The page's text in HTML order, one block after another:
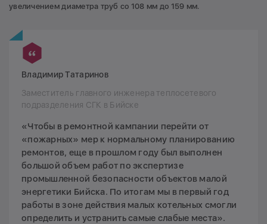
увеличением диаметра труб со 108 мм до 159 мм.
Владимир Татаринов
Заместитель главного инженера теплосетевого
подразделения СГК в Бийске
«Чтобы в ремонтной кампании перейти от
«пожарных» мер к нормальному планированию
ремонтов, еще в прошлом году был выполнен
большой объем работ по экспертизе
промышленной безопасности объектов малой
энергетики Бийска. По итогам мы в первый год
работы в зоне действия малых котельных смогли
определить и устранить самые слабые места».